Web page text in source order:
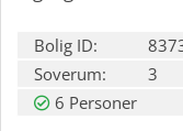
Bolig ID:
Soverum:
3
6 Personer